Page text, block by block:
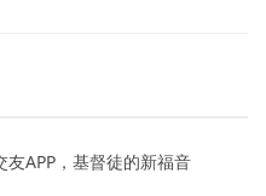
友APP，基督徒的新福音